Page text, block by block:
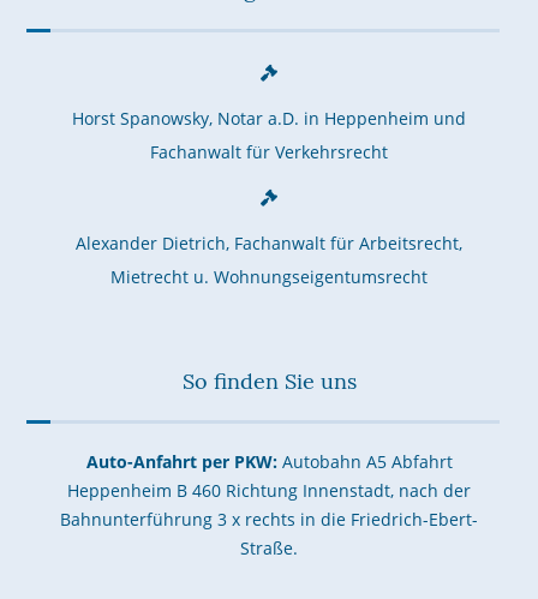
Horst Spanowsky, Notar a.D. in Heppenheim und
Fachanwalt für Verkehrsrecht
Alexander Dietrich, Fachanwalt für Arbeitsrecht,
Mietrecht u. Wohnungseigentumsrecht
So finden Sie uns
Auto-Anfahrt per PKW:Autobahn A5 Abfahrt
Heppenheim B 460 Richtung Innenstadt, nach der
Bahnunterführung 3 x rechts in die Friedrich-Ebert-
Straße.